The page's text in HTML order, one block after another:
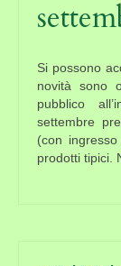
Si possono
novità sono
pubblico
settembre
(con ingresso
prodotti tipici.